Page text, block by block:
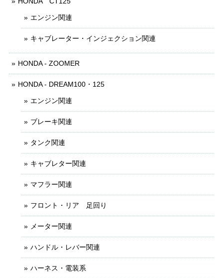
エンジン関連
キャブレーター・インジェクション関連
HONDA - ZOOMER
HONDA - DREAM100・125
エンジン関連
ブレーキ関連
タンク関連
キャブレター関連
マフラー関連
フロント・リア 足回り
メーター関連
ハンドル・レバー関連
ハーネス・電装系